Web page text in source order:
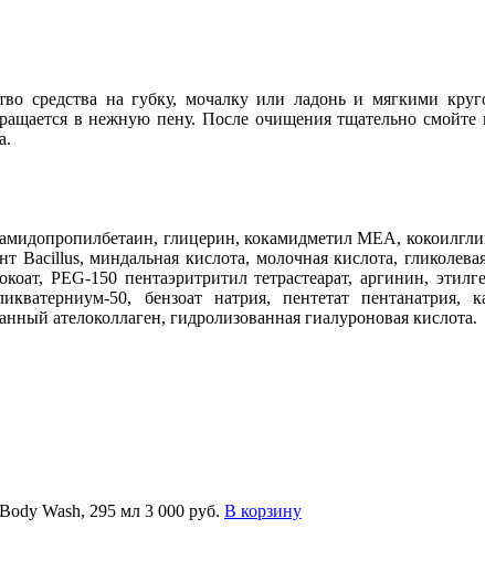
средства на губку, мочалку или ладонь и мягкими
в нежную пену. После очищения тщательно
глицерин, кокамидметил МЕА,
Bacillus, миндальная кислота, молочная кислота,
PEG-150 пентаэритритил тетрастеарат, аргинин,
50, бензоат натрия, пентетат пентанатрия,
ателоколлаген, гидролизованная гиалуроновая кислота.
Wash, 295 мл 3 000 руб. В корзину